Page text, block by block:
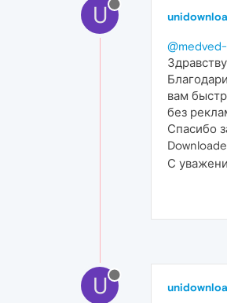
U
вам
без
Спасибо
С
U